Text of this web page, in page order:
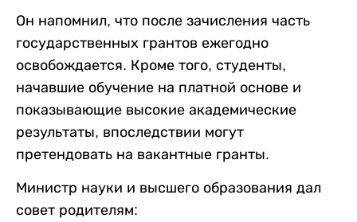
Он напомнил, что после зачисления часть
государственных грантов ежегодно
освобождается. Кроме того, студенты,
начавшие обучение на платной основе и
показывающие высокие академические
результаты, впоследствии могут
претендовать на вакантные гранты.
Министр науки и высшего образования дал
совет родителям: